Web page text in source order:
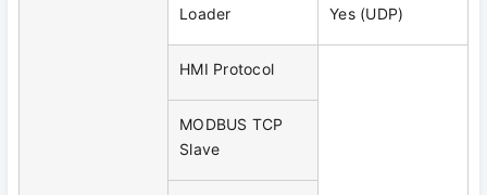
Loader Yes (UDP)
HMI Protocol
MODBUS TCP
Slave